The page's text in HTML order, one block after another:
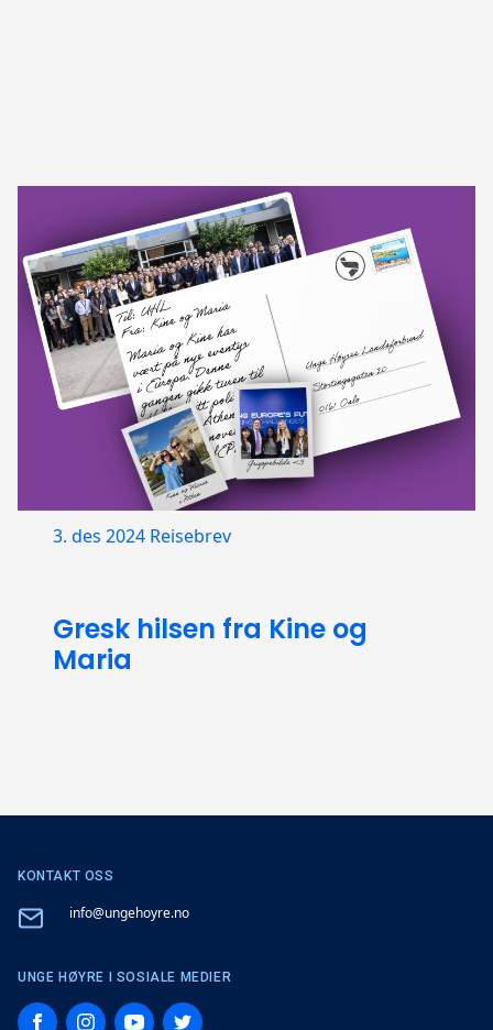
3. des 2024 Reisebrev
Gresk hilsen fra Kine og
Maria
KONTAKT OSS
Email info@ungehoyre.no
UNGE HØYRE I SOSIALE MEDIER
FacebookInstagramYouTubeTwitter